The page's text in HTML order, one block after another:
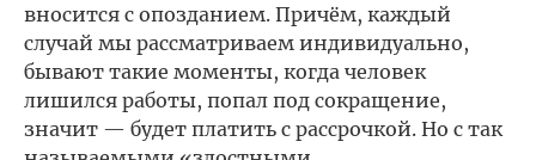
вносится с опозданием. Причём, каждый
случай мы рассматриваем индивидуально,
бывают такие моменты, когда человек
лишился работы, попал под сокращение,
значит — будет платить с рассрочкой. Но с так